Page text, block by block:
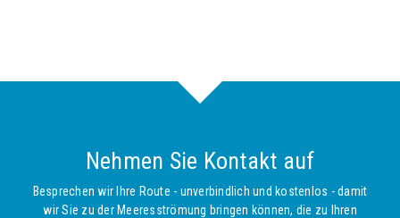
Nehmen Sie Kontakt auf
Besprechen wir Ihre Route - unverbindlich und kostenlos - damit
wir Sie zu der Meeresströmung bringen können, die zu Ihren